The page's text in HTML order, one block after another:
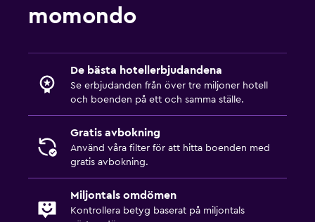
momondo
De bästa hotellerbjudandena
Se erbjudanden från över tre miljoner hotell
och boenden på ett och samma ställe.
Gratis avbokning
Använd våra filter för att hitta boenden med
gratis avbokning.
Miljontals omdömen
Kontrollera betyg baserat på miljontals